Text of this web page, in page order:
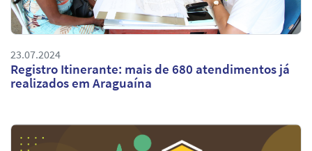
23.07.2024
Registro Itinerante: mais de 680 atendimentos já
realizados em Araguaína